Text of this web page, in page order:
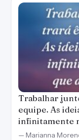
Trabalhar
equipe. As
infinitamente
— Marianna